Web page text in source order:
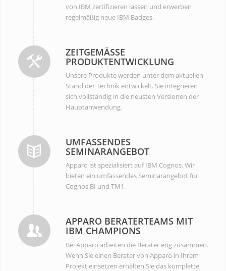
von IBM zertifizieren lassen und erwerben
regelmäßig neue IBM Badges.
ZEITGEMÄSSE P
RODUKTENTWICKLUNG
Unsere Produkte werden unter dem aktuellen
Stand der Technik entwickelt. Sie integrieren
sich vollständig in die neusten Versionen der
Hauptanwendung.
UMFASSENDES
SEMINARANGEBOT
Apparo ist spezialisiert auf IBM Cognos. Wir
bieten ein umfassendes Seminarangebot für
Cognos BI und TM1.
APPARO BERATERTEAMS MIT
IBM CHAMPIONS
Bei Apparo arbeiten die Berater eng zusammen.
Wenn Sie einen Berater von Apparo in Ihrem
Projekt einsetzen erhalten Sie das komplette